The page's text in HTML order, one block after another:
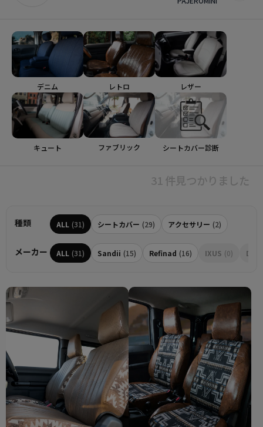
デニム レトロ レザー
キュート ファブリック シートカバー診断
31 件見つかりました
種類 ALL (31) シートカバー (29) アクセサリー (2)
メーカー ALL (31) Sandii (15) Refinad (16) IXUS (0)